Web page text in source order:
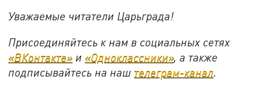
Уважаемые читатели Царьграда!
Присоединяйтесь к нам в социальных сетях
«ВКонтакте» и «Одноклассники», а также
подписывайтесь на наш телеграм-канал.